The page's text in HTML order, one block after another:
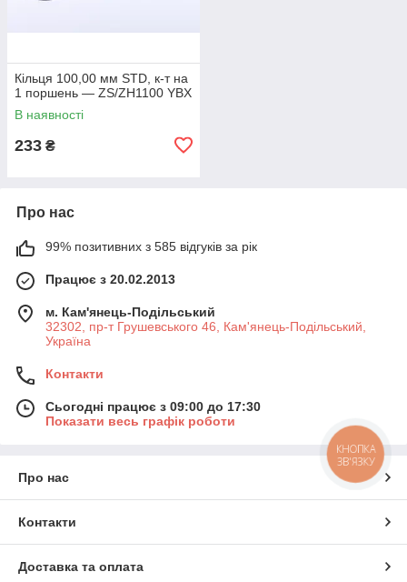
Кільця 100,00 мм STD, к-т на
1 поршень — ZS/ZH1100 YBX
В наявності
233 ₴
Про нас
99% позитивних з 585 відгуків за рік
Працює з 20.02.2013
м. Кам'янець-Подільський
32302, пр-т Грушевського 46, Кам'янець-Подільський,
Україна
Контакти
Сьогодні працює з 09:00 до 17:30
Показати весь графік роботи
Про нас
Контакти
Доставка та оплата
КНОПКА
ЗВ'ЯЗКУ